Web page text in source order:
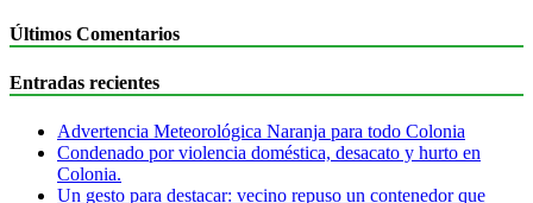
Últimos Comentarios
Entradas recientes
Advertencia Meteorológica Naranja para todo Colonia
Condenado por violencia doméstica, desacato y hurto en
Colonia.
Un gesto para destacar: vecino repuso un contenedor que